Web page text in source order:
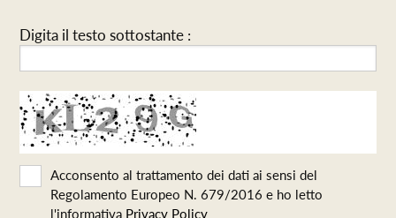
Digita il testo sottostante :
Acconsento al trattamento dei dati ai sensi del
Regolamento Europeo N. 679/2016 e ho letto
l'informativa Privacy Policy